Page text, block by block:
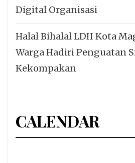
Digital Organisasi
Halal Bihalal LDII Kota
Warga Hadiri Penguatan
Kekompakan
CALENDAR